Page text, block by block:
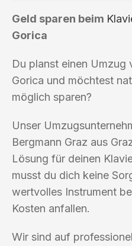
Geld sparen beim
Gorica
Du planst einen Umzug
Gorica und möchtest
möglich sparen?
Unser
Bergmann Graz aus
Lösung für deinen
musst du dich keine
wertvolles Instrument
Kosten anfallen.
Wir sind auf